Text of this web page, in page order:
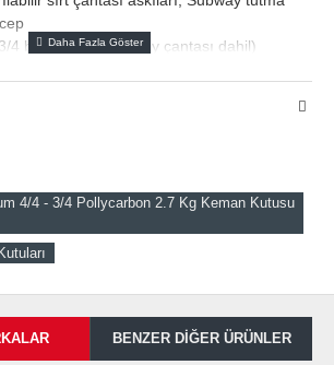
3/4 boyut c.2,7 kg (yay çantası dahil)
4/4 - 3/4 Pollycarbon 2.7 Kg Keman Kutusu
BENZER DIĞER ÜRÜNLER